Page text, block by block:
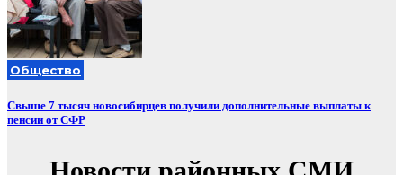
Общество
Свыше 7 тысяч новосибирцев получили дополнительные выплаты к
пенсии от СФР